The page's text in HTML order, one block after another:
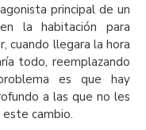
principal de un
la habitación para
cuando llegara la hora
todo, reemplazando
es que hay
a las que no les
cambio.